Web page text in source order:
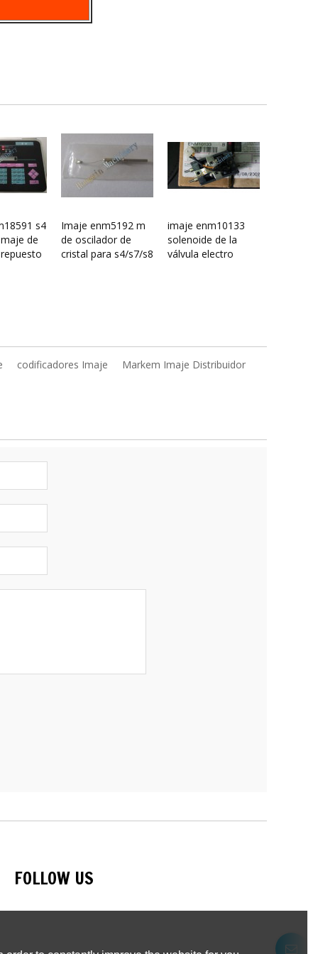
s4
de
Imaje enm5192 m
de oscilador de
cristal para s4/s7/s8
imaje enm10133
solenoide de la
válvula electro
codificadores Imaje Markem Imaje Distribuidor
FOLLOW US